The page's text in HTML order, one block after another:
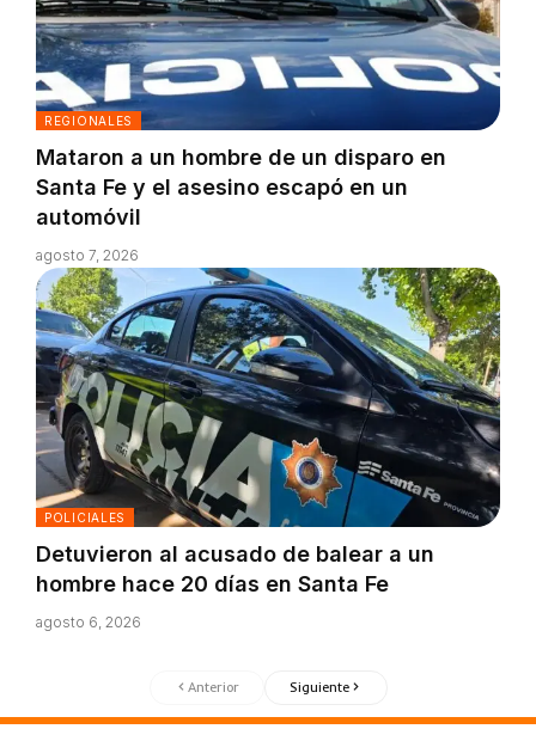
REGIONALES
Mataron a un hombre de un disparo en
Santa Fe y el asesino escapó en un
automóvil
agosto 7, 2026
POLICIALES
Detuvieron al acusado de balear a un
hombre hace 20 días en Santa Fe
agosto 6, 2026
Anterior Siguiente